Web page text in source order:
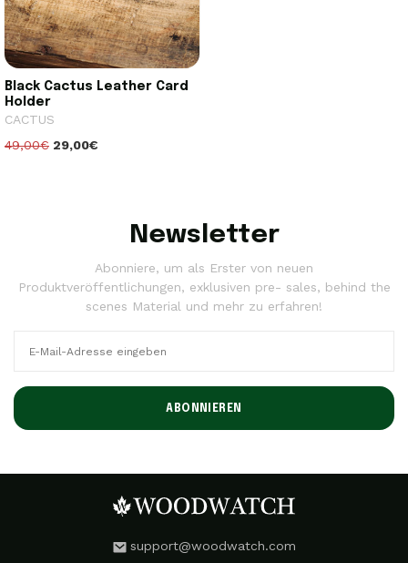
Black Cactus Leather Card
Holder
CACTUS
49,00€ 29,00€
Newsletter
Abonniere, um als Erster von neuen
Produktveröffentlichungen, exklusiven pre- sales, behind the
scenes Material und mehr zu erfahren!
ABONNIEREN
support@woodwatch.com